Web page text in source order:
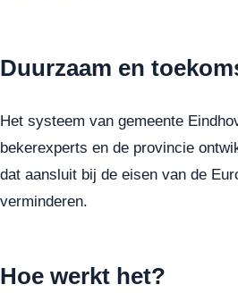
Duurzaam en
Het systeem van gemeente
bekerexperts en de provincie
dat aansluit bij de eisen van de
verminderen.
Hoe werkt het?